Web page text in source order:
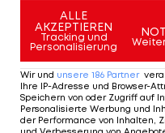
Auftakt gegen
Nationalspieler auf
HIGHLIGHTS: LASK - SK
Fußball - Frauen-
ALLE
AKZEPTIEREN
Tracking und
Personalisierung
Wir und unsere 186 Partner
Ihre IP-Adresse und Browser-
Speichern von oder Zugriff auf
Personalisierte Werbung und
der Performance von Inhalten,